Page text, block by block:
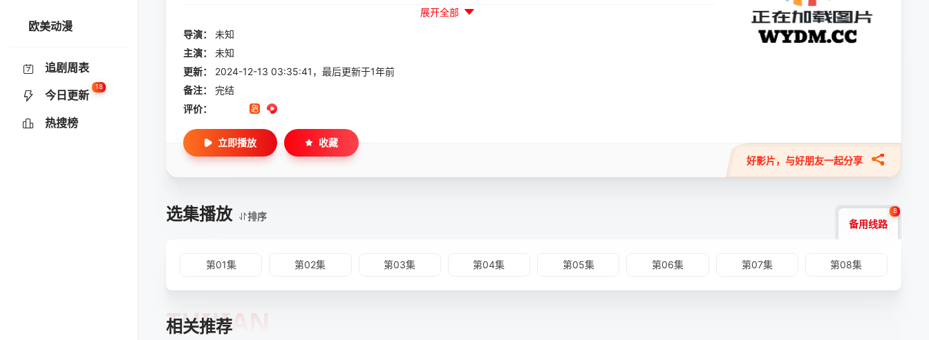
欧美动漫
追剧周表
今日更新
18
热搜榜
展开全部
导演：
未知
主演：
未知
更新：
2024-12-13 03:35:41，最后更新于1年前
备注：
完结
评价：
好影片，与好朋友一起分享
立即播放 收藏
选集播放 排序
备用线路
8
第01集 第02集 第03集 第04集 第05集 第06集 第07集 第08集
相关推荐
TUIJIAN